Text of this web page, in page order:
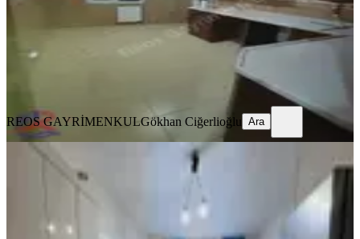
23.000 ₺
Gökhan Ciğerlioğlu
REOS GAYRİMENKULGökhan Ciğerlioğlu Ara
MANZARALI
Bornova Konutları-full-lüks Eşyalı-
Onikişubat, Üngüt Mahallesi